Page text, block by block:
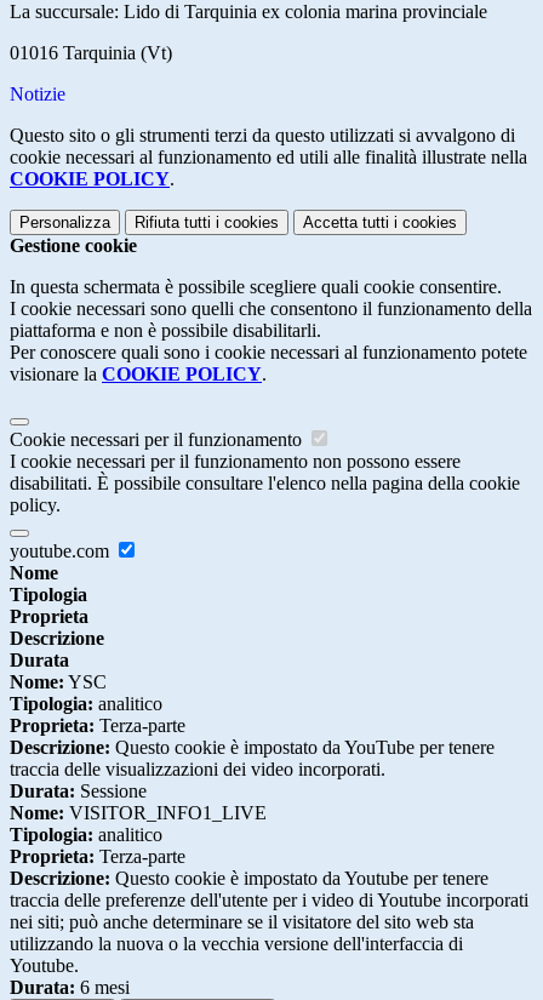
La succursale: Lido di Tarquinia ex colonia marina provinciale
01016 Tarquinia (Vt)
Notizie
Questo sito o gli strumenti terzi da questo utilizzati si avvalgono di
cookie necessari al funzionamento ed utili alle finalità illustrate nella
COOKIE POLICY.
Personalizza Rifiuta tutti i cookies Accetta tutti i cookies
Gestione cookie
In questa schermata è possibile scegliere quali cookie consentire.
I cookie necessari sono quelli che consentono il funzionamento della
piattaforma e non è possibile disabilitarli.
Per conoscere quali sono i cookie necessari al funzionamento potete
visionare la COOKIE POLICY.
Cookie necessari per il funzionamento
I cookie necessari per il funzionamento non possono essere
disabilitati. È possibile consultare l'elenco nella pagina della cookie
policy.
youtube.com
Nome
Tipologia
Proprieta
Descrizione
Durata
Nome: YSC
Tipologia: analitico
Proprieta: Terza-parte
Descrizione: Questo cookie è impostato da YouTube per tenere
traccia delle visualizzazioni dei video incorporati.
Durata: Sessione
Nome: VISITOR_INFO1_LIVE
Tipologia: analitico
Proprieta: Terza-parte
Descrizione: Questo cookie è impostato da Youtube per tenere
traccia delle preferenze dell'utente per i video di Youtube incorporati
nei siti; può anche determinare se il visitatore del sito web sta
utilizzando la nuova o la vecchia versione dell'interfaccia di
Youtube.
Durata: 6 mesi